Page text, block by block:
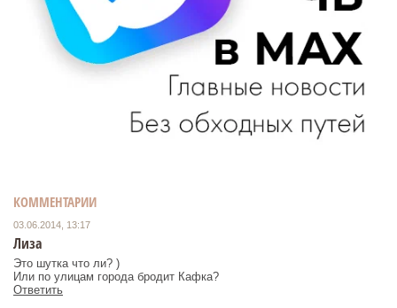
КОММЕНТАРИИ
03.06.2014, 13:17
Лиза
Это шутка что ли? )
Или по улицам города бродит Кафка?
Ответить